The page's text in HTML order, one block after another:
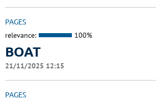
PAGES
relevance: 100%
BOAT
21/11/2025 12:15
PAGES